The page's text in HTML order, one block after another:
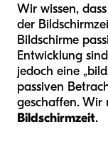
Wir wissen,
der
Bildschirme
Entwicklung
jedoch eine
passiven
geschaffen. Wir
Bildschirmzeit.